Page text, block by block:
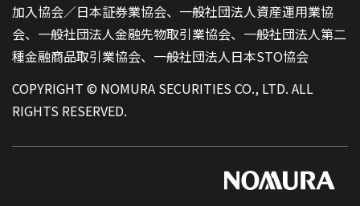
加入協会／日本証券業協会、一般社団法人資産運用業協
会、一般社団法人金融先物取引業協会、一般社団法人第二
種金融商品取引業協会、一般社団法人日本STO協会
COPYRIGHT © NOMURA SECURITIES CO., LTD. ALL
RIGHTS RESERVED.